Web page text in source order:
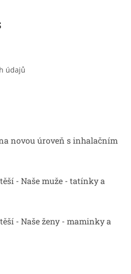
údajů
novou úroveň s inhalačním
- Naše muže - tatínky a
- Naše ženy - maminky a